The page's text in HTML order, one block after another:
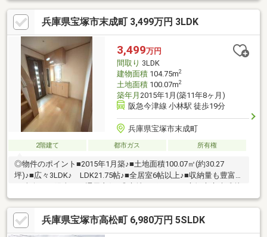
な間取■洗濯物が乾きやすい南向きバルコニー■モニタ付インター
ホン有■全室洋室でお掃除かんたん♪■阪急「逆瀬川」歩19分■小学
校、病院が徒歩10分圏内で生活安心お家探しは、『物件掲載数
No.1』のトラストホームにお任せください！ご相談はお気軽に
♪ 0120-39-3909〇住宅ローン相談、買替相談もお任せください！
兵庫県宝塚市末成町 3,499万円 3LDK
3,499万円
間取り 3LDK
建物面積104.75m2
土地面積100.07m2
築年月 2015年1月(築11年8ヶ月)
阪急今津線 小林駅 徒歩19分
兵庫県宝塚市末成町
2階建て 都市ガス 所有権
◎物件のポイント■2015年1月築♪■土地面積100.07㎡(約30.27
坪)♪■広々3LDK♪ LDK21.75帖♪■全居室6帖以上♪■収納量も豊富
♪■南向きで陽当り・通風良好♪◎立地のポイント■宝塚市立末成幼
稚園 徒歩3分■宝塚市立末成小学校 徒歩5分■グルメシティ 小
林店 徒歩6分■ファミリーマート 宝塚御所の前店 8分■ツルハド
ラッグ 宝塚末成店 徒歩8分周辺環境良好です♪公園も近くにあり
ます♪ご内覧が可能です。お気軽にご連絡ください。
兵庫県宝塚市高松町 6,980万円 5SLDK